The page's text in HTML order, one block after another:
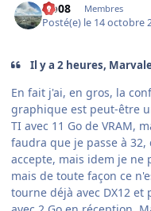
clo08 Membres
Posté(e) le 14 octobre
Il y a 2 heures,
En fait j'ai, en gros, la
graphique est peut-être
TI avec 11 Go de VRAM,
faudra que je passe à
accepte, mais idem je ne
mais de toute façon ce
tourne déjà avec DX12